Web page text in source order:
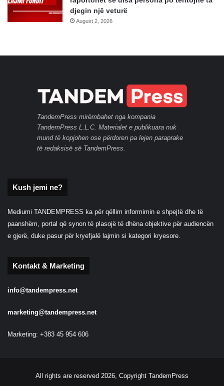
djegin një veturë
August 2, 2026
TandemPress mirëmbahet nga kompania
TandemPress L.L.C. Materialet e publikuara nuk
mund të kopjohen ose përdoren pa lejen paraprake
të redaksisë së TandemPress.
Kush jemi ne?
Mediumi TANDEMPRESS ka për qëllim informimin e shpejtë dhe të
paanshëm, portal që synon të plasojë të dhëna objektive për audiencën
e gjerë, duke pasur për kryefjalë lajmin si kategori kryesore.
Kontakt & Marketing
info@tandempress.net
marketing@tandempress.net
Marketing: +383 45 954 606
All rights are reserved 2026, Copyright TandemPress